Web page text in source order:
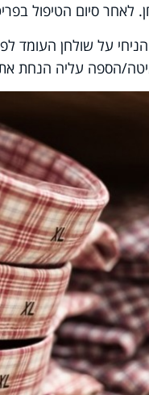
לאחר סיום הטיפול
על שולחן העומד
הספה עליה הנחת